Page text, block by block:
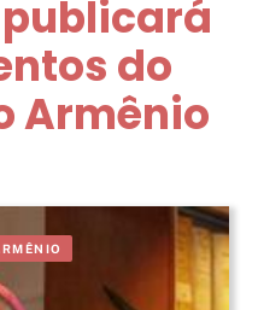
do
Armênio